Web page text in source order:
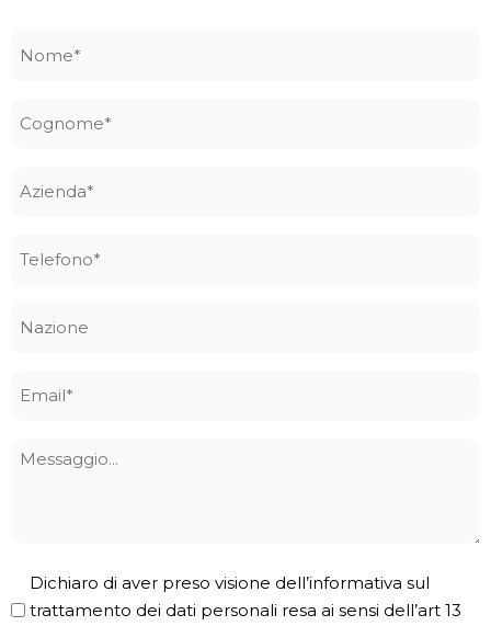
Messaggio
Privacy
Policy
Dichiaro di aver preso visione dell’informativa sul
trattamento dei dati personali resa ai sensi dell’art 13